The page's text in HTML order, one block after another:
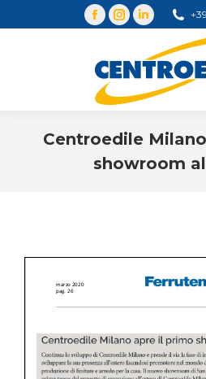
Centroedile
showroom